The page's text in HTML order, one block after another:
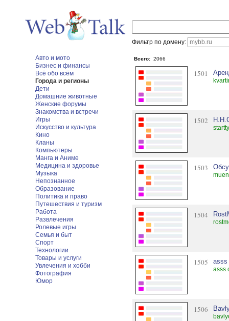
Фильтр по домену:
Авто и мото
Бизнес и финансы
Всё обо всём
Города и регионы
Дети
Домашние животные
Женские форумы
Знакомства и встречи
Игры
Искусство и культура
Кино
Кланы
Компьютеры
Манга и Аниме
Медицина и здоровье
Музыка
Непознанное
Образование
Политика и право
Путешествия и туризм
Работа
Развлечения
Ролевые игры
Семья и быт
Спорт
Технологии
Товары и услуги
Увлечения и хобби
Фотография
Юмор
Всего: 2066
1501
1502
1503
1504
1505 asss
1506